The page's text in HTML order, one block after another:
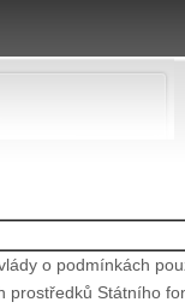
o podmínkách
prostředků Státního